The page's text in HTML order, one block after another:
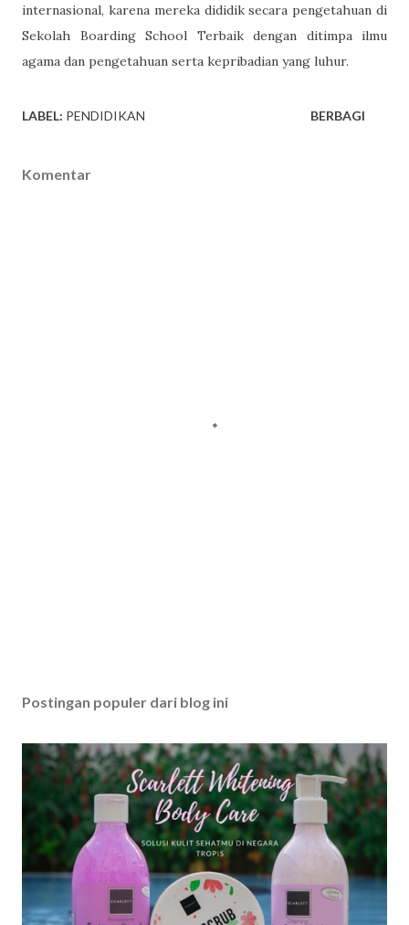
internasional, karena mereka dididik secara pengetahuan di
Sekolah Boarding School Terbaik dengan ditimpa ilmu
agama dan pengetahuan serta kepribadian yang luhur.
LABEL: PENDIDIKAN BERBAGI
Komentar
Postingan populer dari blog ini